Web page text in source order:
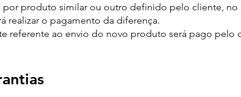
por produto similar ou outro definido pelo cliente,
realizar o pagamento da diferença.
referente ao envio do novo produto será pago pelo
antias